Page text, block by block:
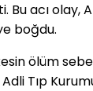
Bu acı olay,
boğdu.
ölüm
Tıp